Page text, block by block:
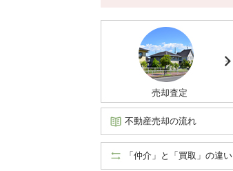
売却査定
不動産売却の流れ
「仲介」と「買取」の違い